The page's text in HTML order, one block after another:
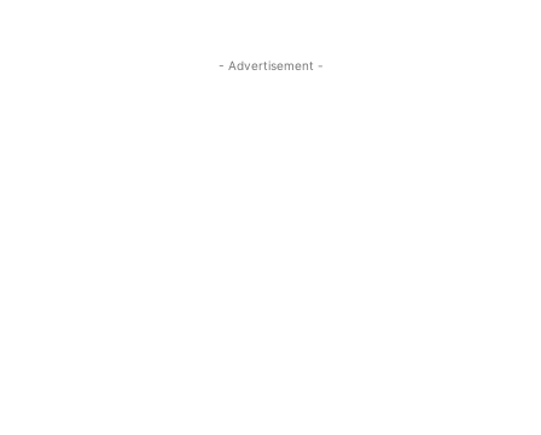
- Advertisement -